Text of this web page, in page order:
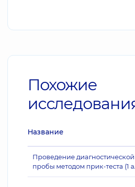
Похожие
Название
Проведение
пробы методом прик-теста (1